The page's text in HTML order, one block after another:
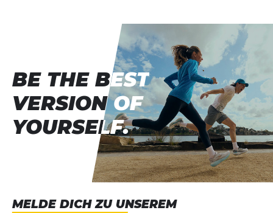
MELDE DICH ZU UNSEREM
BE THE BEST
VERSION OF
YOURSELF.
BE THE BEST
VERSION OF
YOURSELF.